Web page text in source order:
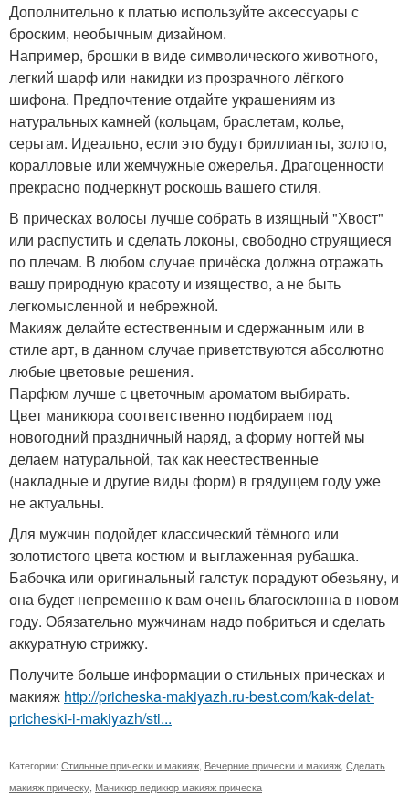
Дополнительно к платью используйте аксессуары с
броским, необычным дизайном.
Например, брошки в виде символического животного,
легкий шарф или накидки из прозрачного лёгкого
шифона. Предпочтение отдайте украшениям из
натуральных камней (кольцам, браслетам, колье,
серьгам. Идеально, если это будут бриллианты, золото,
коралловые или жемчужные ожерелья. Драгоценности
прекрасно подчеркнут роскошь вашего стиля.
В прическах волосы лучше собрать в изящный "Хвост"
или распустить и сделать локоны, свободно струящиеся
по плечам. В любом случае причёска должна отражать
вашу природную красоту и изящество, а не быть
легкомысленной и небрежной.
Макияж делайте естественным и сдержанным или в
стиле арт, в данном случае приветствуются абсолютно
любые цветовые решения.
Парфюм лучше с цветочным ароматом выбирать.
Цвет маникюра соответственно подбираем под
новогодний праздничный наряд, а форму ногтей мы
делаем натуральной, так как неестественные
(накладные и другие виды форм) в грядущем году уже
не актуальны.
Для мужчин подойдет классический тёмного или
золотистого цвета костюм и выглаженная рубашка.
Бабочка или оригинальный галстук порадуют обезьяну, и
она будет непременно к вам очень благосклонна в новом
году. Обязательно мужчинам надо побриться и сделать
аккуратную стрижку.
Получите больше информации о стильных прическах и
макияж http://pricheska-makiyazh.ru-best.com/kak-delat-
pricheski-i-makiyazh/sti...
Категории: Стильные прически и макияж Вечерние прически и макияж Сделать
макияж прическу Маникюр педикюр макияж прическа